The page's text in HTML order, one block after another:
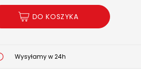
DO KOSZYKA
Wysyłamy w 24h